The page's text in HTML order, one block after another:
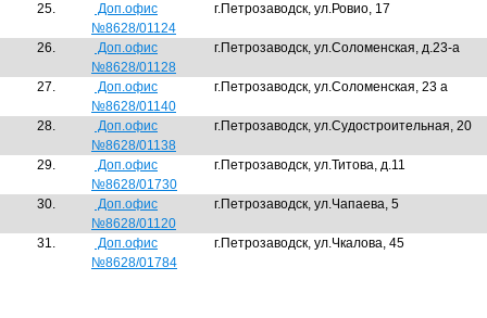
25.
Доп.офис
№8628/01124
г.Петрозаводск, ул.Ровио, 17
26.
Доп.офис
№8628/01128
г.Петрозаводск, ул.Соломенская, д.23-а
27.
Доп.офис
№8628/01140
г.Петрозаводск, ул.Соломенская, 23 а
28.
Доп.офис
№8628/01138
г.Петрозаводск, ул.Судостроительная, 20
29.
Доп.офис
№8628/01730
г.Петрозаводск, ул.Титова, д.11
30.
Доп.офис
№8628/01120
г.Петрозаводск, ул.Чапаева, 5
31.
Доп.офис
№8628/01784
г.Петрозаводск, ул.Чкалова, 45